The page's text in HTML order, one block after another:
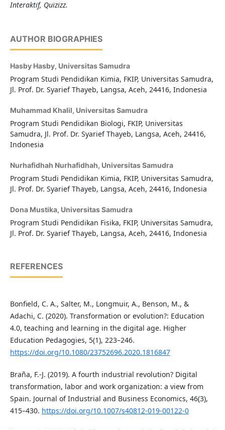
Interaktif, Quizizz.
AUTHOR BIOGRAPHIES
Hasby Hasby, Universitas Samudra
Program Studi Pendidikan Kimia, FKIP, Universitas Samudra,
Jl. Prof. Dr. Syarief Thayeb, Langsa, Aceh, 24416, Indonesia
Muhammad Khalil, Universitas Samudra
Program Studi Pendidikan Biologi, FKIP, Universitas
Samudra, Jl. Prof. Dr. Syarief Thayeb, Langsa, Aceh, 24416,
Indonesia
Nurhafidhah Nurhafidhah, Universitas Samudra
Program Studi Pendidikan Kimia, FKIP, Universitas Samudra,
Jl. Prof. Dr. Syarief Thayeb, Langsa, Aceh, 24416, Indonesia
Dona Mustika, Universitas Samudra
Program Studi Pendidikan Fisika, FKIP, Universitas Samudra,
Jl. Prof. Dr. Syarief Thayeb, Langsa, Aceh, 24416, Indonesia
REFERENCES
Bonfield, C. A., Salter, M., Longmuir, A., Benson, M., &
Adachi, C. (2020). Transformation or evolution?: Education
4.0, teaching and learning in the digital age. Higher
Education Pedagogies, 5(1), 223–246.
https://doi.org/10.1080/23752696.2020.1816847
Braña, F.-J. (2019). A fourth industrial revolution? Digital
transformation, labor and work organization: a view from
Spain. Journal of Industrial and Business Economics, 46(3),
415–430. https://doi.org/10.1007/s40812-019-00122-0